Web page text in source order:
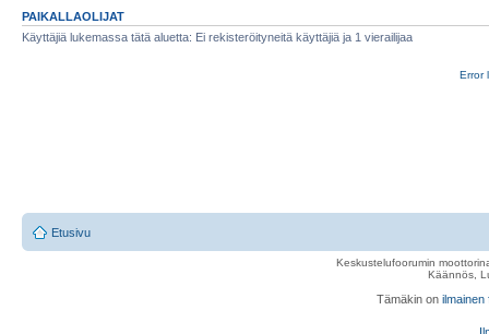
PAIKALLAOLIJAT
Käyttäjiä lukemassa tätä aluetta: Ei rekisteröityneitä käyttäjiä ja 1 vierailijaa
Error
Etusivu
Keskustelufoorumin
Käännös,
Tämäkin on ilmainen